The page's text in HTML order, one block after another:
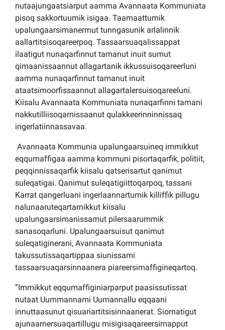
nutaajungaatsiarput aamma Avannaata Kommuniata
pisoq sakkortuumik isigaa. Taamaattumik
upalungaarsimanermut tunngasunik arlalinnik
aallartitsisoqareerpoq. Tassaarsuaqalissappat
ilaatigut nunaqarfinnut tamanut inuit sumut
qimaanissaannut allagartanik ikkussuisoqareerluni
aamma nunaqarfinnut tamanut inuit
ataatsimoorfissaannut allagartalersuisoqareeluni.
Kiisalu Avannaata Kommuniata nunaqarfinni tamani
nakkutilliisoqarnissaanut qulakkeerinninnissaq
ingerlatiinnassavaa.
Avannaata Kommunia upalungaarsuineq immikkut
eqqumaffigaa aamma kommuni pisortaqarfik, politiit,
peqqinnissaqarfik kiisalu qatserisartut qanimut
suleqatigai. Qanimut suleqatigiittoqarpoq, tassani
Karrat qangerluani ingerlaannartumik killiffik pillugu
nalunaaruteqartarnikkut kiisalu
upalungaarsimanissamut pilersaarummik
sanasoqarluni. Upalungaarsuisut qanimut
suleqatiginerani, Avannaata Kommuniata
takussutissaqartippaa siunissami
tassaarsuaqarsinnaanera piareersimaffigineqartoq.
”Immikkut eqqumaffiginiarparput paasissutissat
nutaat Uummannami Uumannallu eqqaani
innuttaasunut qisuariartitsisinnaanerat. Siornatigut
ajunaarnersuaqartillugu misigisaqareersimapput